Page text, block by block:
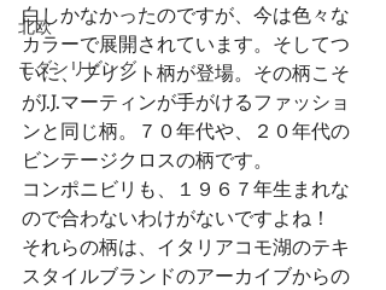
北欧
モダンリビング
白しかなかったのですが、今は色々な
カラーで展開されています。そしてつ
いに、プリント柄が登場。その柄こそ
がJ.J.マーティンが手がけるファッショ
ンと同じ柄。７０年代や、２０年代の
ビンテージクロスの柄です。
コンポニビリも、１９６７年生まれな
ので合わないわけがないですよね！
それらの柄は、イタリアコモ湖のテキ
スタイルブランドのアーカイブからの